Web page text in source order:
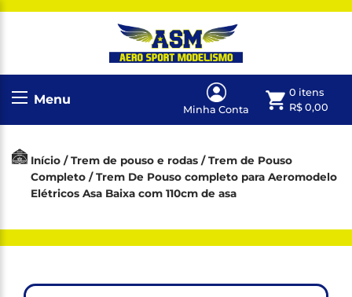
Menu
Minha Conta
0 itens
R$ 0,00
Início /Trem de pouso e rodas /Trem de Pouso
Completo / Trem De Pouso completo para Aeromodelo
Elétricos Asa Baixa com 110cm de asa